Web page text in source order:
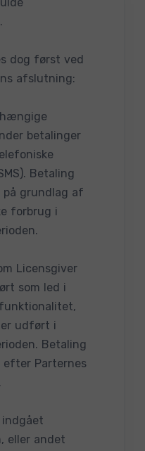
dog først ved
afslutning:
betalinger
Betaling
grundlag af
forbrug i
Licensgiver
som led i
udført i
Betaling
Parternes
indgået
eller andet